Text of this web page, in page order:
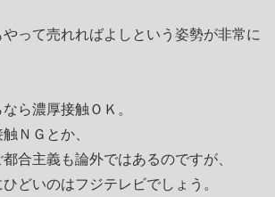
って売れればよしという姿勢が非常に
ら濃厚接触ＯＫ。
ＮＧとか、
合主義も論外ではあるのですが、
どいのはフジテレビでしょう。